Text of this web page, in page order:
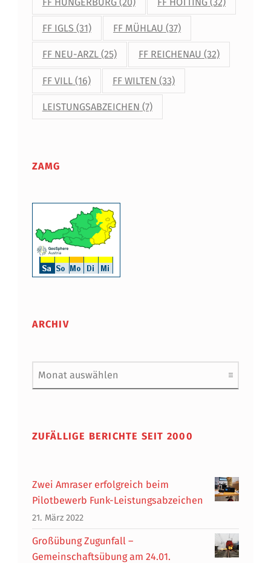
FF HUNGERBURG(20) FF HÖTTING (32)
FF IGLS (31) FF MÜHLAU (37)
FF NEU-ARZL(25) FF REICHENAU (32)
FF VILL(16) FF WILTEN (33)
LEISTUNGSABZEICHEN (7)
ZAMG
ARCHIV
Archiv
ZUFÄLLIGE BERICHTE SEIT 2000
Zwei Amraser erfolgreich beim
Pilotbewerb Funk-Leistungsabzeichen
21. März 2022
Großübung Zugunfall –
Gemeinschaftsübung am 24.01.